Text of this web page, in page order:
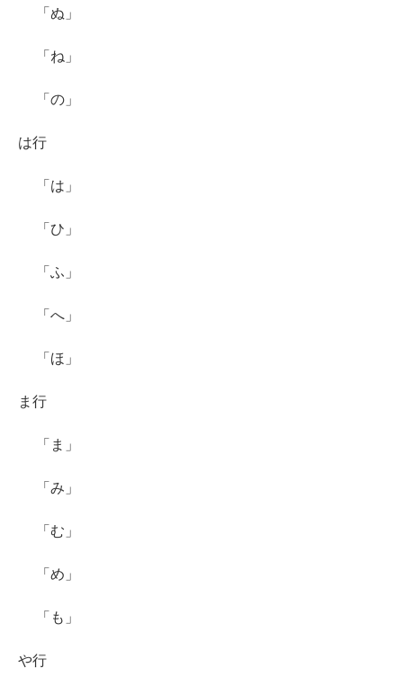
「ぬ」
「ね」
「の」
は行
「は」
「ひ」
「ふ」
「へ」
「ほ」
ま行
「ま」
「み」
「む」
「め」
「も」
や行